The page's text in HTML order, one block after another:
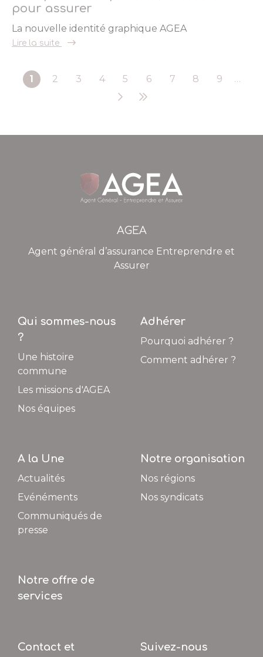
pour assurer
La nouvelle identité graphique AGEA
Lire la suite
1 2 3 4 5 6 7 8 9 …
AGEA
Agent général d’assurance Entreprendre et
Assurer
Qui sommes-nous
?
Une histoire
commune
Les missions d'AGEA
Nos équipes
Adhérer
Pourquoi adhérer ?
Comment adhérer ?
A la Une
Actualités
Evénéments
Communiqués de
presse
Notre organisation
Nos régions
Nos syndicats
Notre offre de
services
Contact et
Suivez-nous